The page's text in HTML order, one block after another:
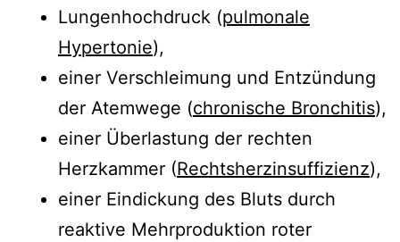
Lungenhochdruck (pulmonale
Hypertonie),
einer Verschleimung und Entzündung
der Atemwege (chronische Bronchitis),
einer Überlastung der rechten
Herzkammer (Rechtsherzinsuffizienz),
einer Eindickung des Bluts durch
reaktive Mehrproduktion roter